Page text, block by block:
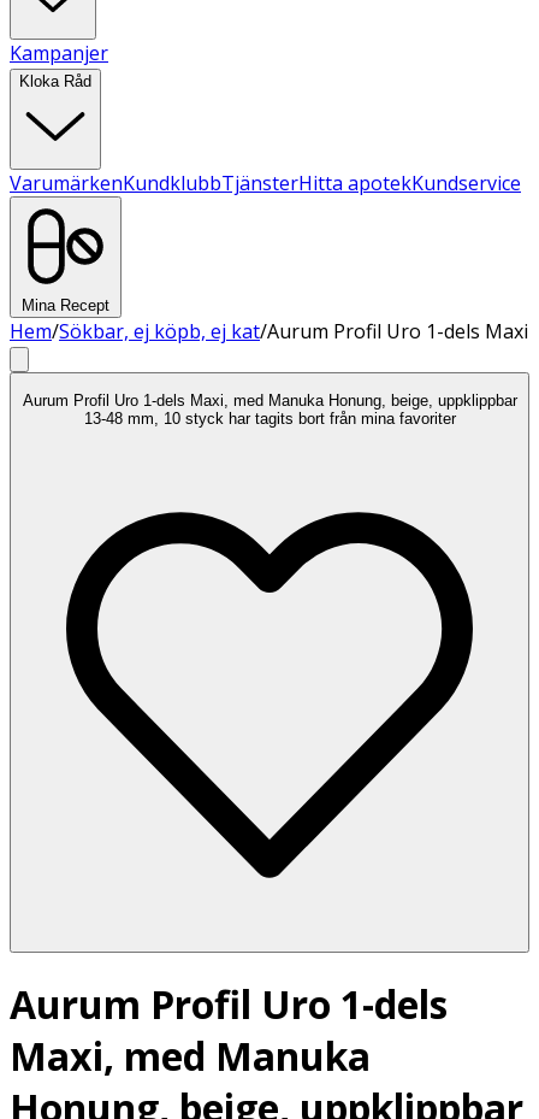
Kampanjer
Kloka Råd
VarumärkenKundklubbTjänsterHitta apotekKundservice
Mina Recept
Hem/Sökbar, ej köpb, ej kat/Aurum Profil Uro 1-dels Maxi
Aurum Profil Uro 1-dels Maxi, med Manuka Honung, beige, uppklippbar
13-48 mm, 10 styck har tagits bort från mina favoriter
Aurum Profil Uro 1-dels
Maxi, med Manuka
Honung, beige, uppklippbar